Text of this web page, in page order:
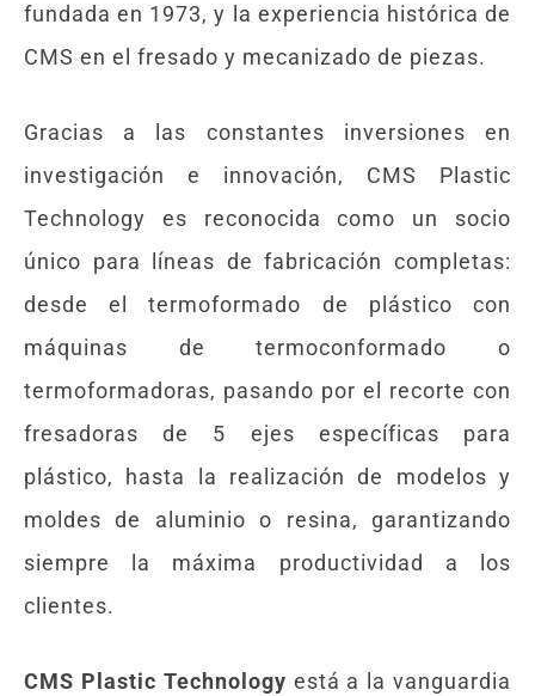
fundada en 1973, y la experiencia histórica de
CMS en el fresado y mecanizado de piezas.
Gracias a las constantes inversiones en
investigación e innovación, CMS Plastic
Technology es reconocida como un socio
único para líneas de fabricación completas:
desde el termoformado de plástico con
máquinas de termoconformado o
termoformadoras, pasando por el recorte con
fresadoras de 5 ejes específicas para
plástico, hasta la realización de modelos y
moldes de aluminio o resina, garantizando
siempre la máxima productividad a los
clientes.
CMS Plastic Technology está a la vanguardia